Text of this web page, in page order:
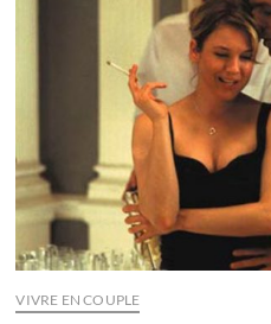
VIVRE EN COUPLE